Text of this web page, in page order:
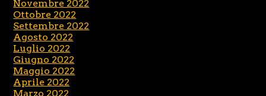
Novembre 2022
Ottobre 2022
Settembre 2022
Agosto 2022
Luglio 2022
Giugno 2022
Maggio 2022
Aprile 2022
Marzo 2022